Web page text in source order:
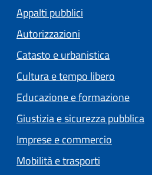
Appalti pubblici
Autorizzazioni
Catasto e urbanistica
Cultura e tempo libero
Educazione e formazione
Giustizia e sicurezza pubblica
Imprese e commercio
Mobilità e trasporti